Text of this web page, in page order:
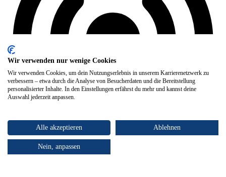
Wir verwenden nur wenige Cookies
Wir verwenden Cookies, um dein Nutzungserlebnis in unserem Karrierenetzwerk zu
verbessern – etwa durch die Analyse von Besucherdaten und die Bereitstellung
personalisierter Inhalte. In den Einstellungen erfährst du mehr und kannst deine
Auswahl jederzeit anpassen.
Alle akzeptieren Ablehnen
Nein, anpassen